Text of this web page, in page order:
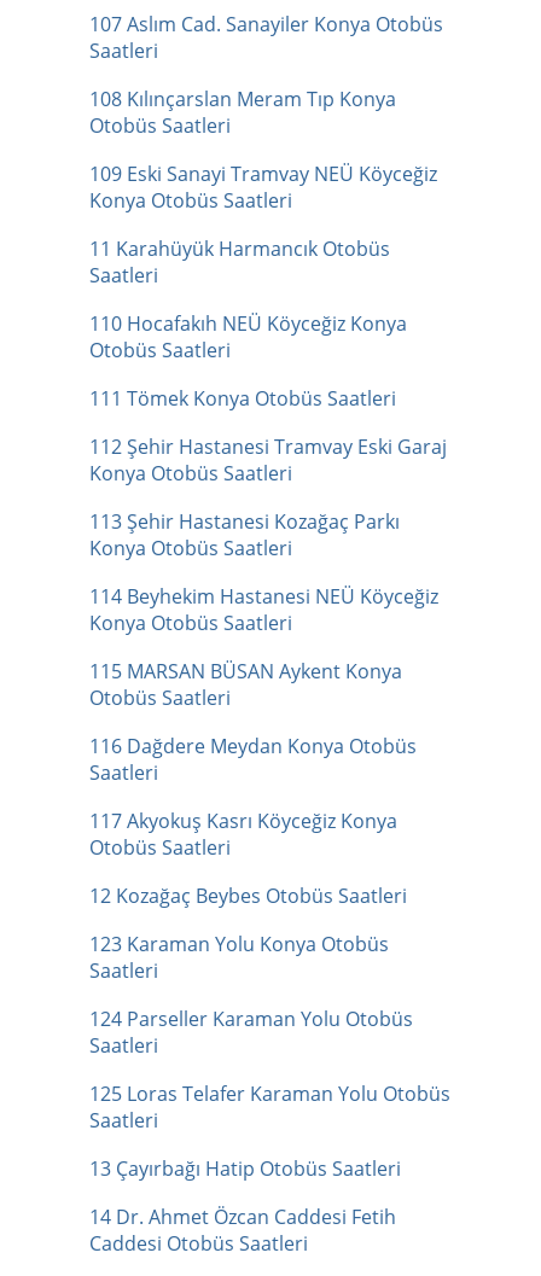
107 Aslım Cad. Sanayiler Konya Otobüs
Saatleri
108 Kılınçarslan Meram Tıp Konya
Otobüs Saatleri
109 Eski Sanayi Tramvay NEÜ Köyceğiz
Konya Otobüs Saatleri
11 Karahüyük Harmancık Otobüs
Saatleri
110 Hocafakıh NEÜ Köyceğiz Konya
Otobüs Saatleri
111 Tömek Konya Otobüs Saatleri
112 Şehir Hastanesi Tramvay Eski Garaj
Konya Otobüs Saatleri
113 Şehir Hastanesi Kozağaç Parkı
Konya Otobüs Saatleri
114 Beyhekim Hastanesi NEÜ Köyceğiz
Konya Otobüs Saatleri
115 MARSAN BÜSAN Aykent Konya
Otobüs Saatleri
116 Dağdere Meydan Konya Otobüs
Saatleri
117 Akyokuş Kasrı Köyceğiz Konya
Otobüs Saatleri
12 Kozağaç Beybes Otobüs Saatleri
123 Karaman Yolu Konya Otobüs
Saatleri
124 Parseller Karaman Yolu Otobüs
Saatleri
125 Loras Telafer Karaman Yolu Otobüs
Saatleri
13 Çayırbağı Hatip Otobüs Saatleri
14 Dr. Ahmet Özcan Caddesi Fetih
Caddesi Otobüs Saatleri